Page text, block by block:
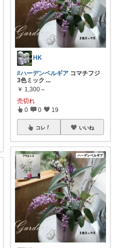
HK
#ハーデンベルギア コマチフジ
3色ミック ...
￥ 1,300～
売切れ
0 0 19
コレ いいね